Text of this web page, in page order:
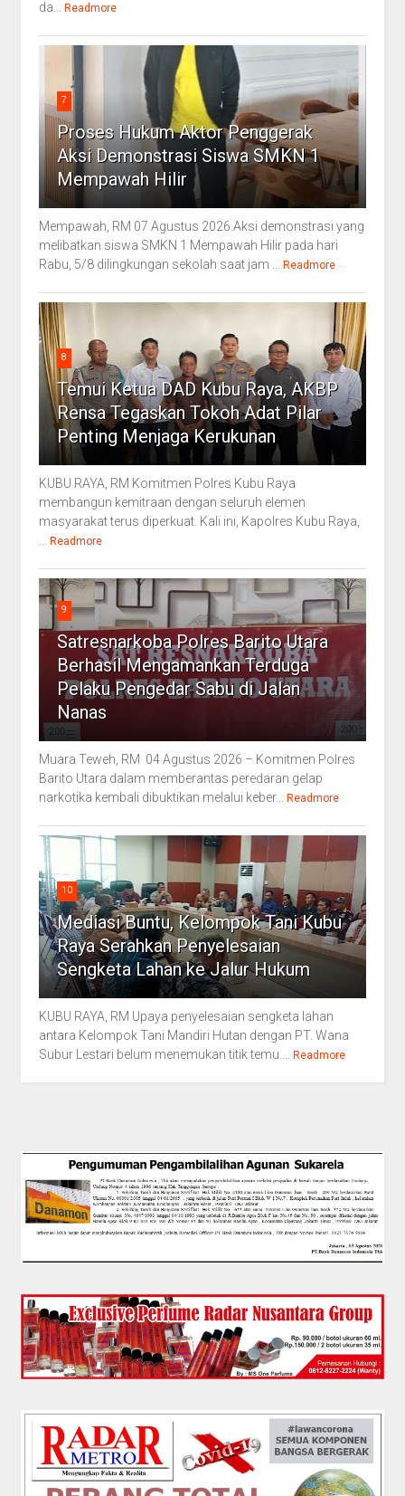
da...
Readmore
7
Proses Hukum Aktor Penggerak
Aksi Demonstrasi Siswa SMKN 1
Mempawah Hilir
Mempawah, RM 07 Agustus 2026.Aksi demonstrasi yang
melibatkan siswa SMKN 1 Mempawah Hilir pada hari
Rabu, 5/8 dilingkungan sekolah saat jam ...
Readmore
8
Temui Ketua DAD Kubu Raya, AKBP
Rensa Tegaskan Tokoh Adat Pilar
Penting Menjaga Kerukunan
KUBU RAYA, RM Komitmen Polres Kubu Raya
membangun kemitraan dengan seluruh elemen
masyarakat terus diperkuat. Kali ini, Kapolres Kubu Raya,
Readmore
9
Satresnarkoba Polres Barito Utara
Berhasil Mengamankan Terduga
Pelaku Pengedar Sabu di Jalan
Nanas
Muara Teweh, RM 04 Agustus 2026 – Komitmen Polres
Barito Utara dalam memberantas peredaran gelap
narkotika kembali dibuktikan melalui keber...
Readmore
10
Mediasi Buntu, Kelompok Tani Kubu
Raya Serahkan Penyelesaian
Sengketa Lahan ke Jalur Hukum
KUBU RAYA, RM Upaya penyelesaian sengketa lahan
antara Kelompok Tani Mandiri Hutan dengan PT. Wana
Subur Lestari belum menemukan titik temu....
Readmore